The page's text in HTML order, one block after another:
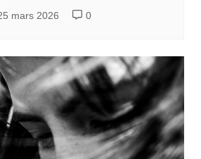
mars 2026 0